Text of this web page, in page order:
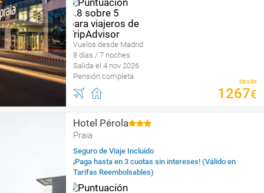
Vuelos desde Madrid
8 días / 7 noches
Salida el 4 nov 2026
Pensión completa
desde
1267€
Hotel Pérola
Praia
Seguro de Viaje Incluido
¡Paga hasta en 3 cuotas sin intereses! (Válido en
Tarifas Reembolsables)